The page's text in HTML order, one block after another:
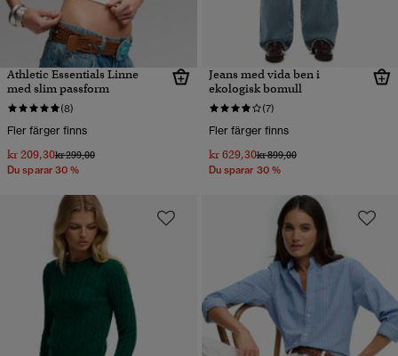
Athletic Essentials Linne
med slim passform
(8)
Fler färger finns
kr 209,30Pris reducerat från
kr 299,00till
Du sparar 30 %
Jeans med vida ben i
ekologisk bomull
(7)
Fler färger finns
kr 629,30Pris reducerat från
kr 899,00till
Du sparar 30 %